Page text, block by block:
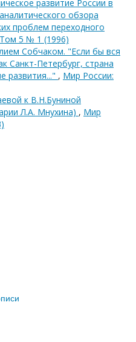
развитие России в
обзора
проблем переходного
5 № 1 (1996)
Собчаком. "Если бы вся
Санкт-Петербург, страна
развития..." , Мир России:
к В.Н.Буниной
Л.А. Мнухина) , Мир